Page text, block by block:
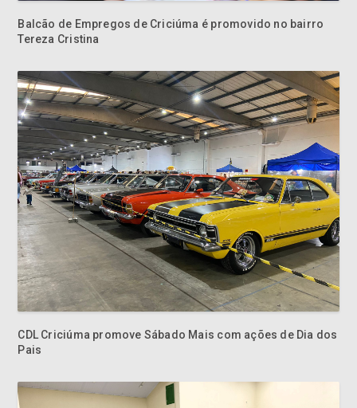
Balcão de Empregos de Criciúma é promovido no bairro
Tereza Cristina
CDL Criciúma promove Sábado Mais com ações de Dia dos
Pais